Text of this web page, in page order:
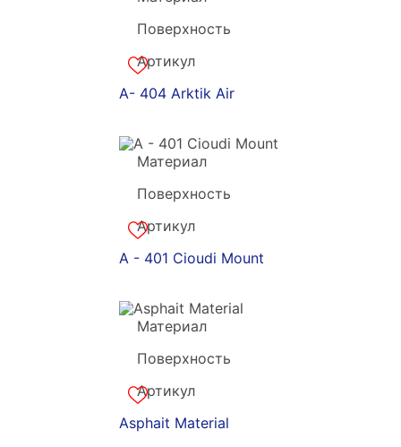
Поверхность
Артикул
A- 404 Arktik Air
Материал
Поверхность
Артикул
A - 401 Cioudi Mount
Материал
Поверхность
Артикул
Asphait Material